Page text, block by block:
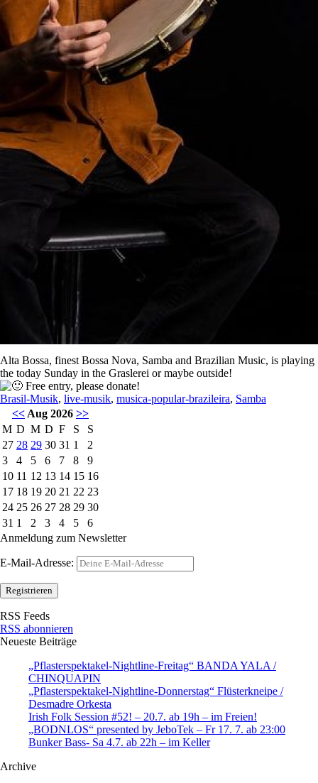
Alta Bossa, finest Bossa Nova, Samba and Brazilian Music, is playing
the today Sunday in the Graslerei or maybe outside!
Free entry, please donate!
Brasil-Musik, live-musik, musica-popular-brazileira, Samba
<< Aug 2026 >>
M D M D F S
S
27 28 29 30 31 1
2
3
4 5 6 7 8
9
10 11 12 13 14 15 16
17 18 19 20 21 22 23
24 25 26 27 28 29 30
31 1 2 3 4 5
6
Anmeldung zum Newsletter
E-Mail-Adresse:
RSS Feeds
RSS abonnieren
Neueste Beiträge
„Pflasterspektakel-Nightline-Freitag“ BANDA YALA /
CHINQUAPIN
„Pflasterspektakel-Nightline-Donnerstag“ Flüsterkneipe /
Desmadre Orkesta
Irish Folk Session #52! – 20.7. ab 19h – im Freien!
„BODNLOS“ presented by JeboTek – Fr 17. 7. ab 23:00
Bunker Bass- Sa 4.7. ab 22h – im Keller
Archive